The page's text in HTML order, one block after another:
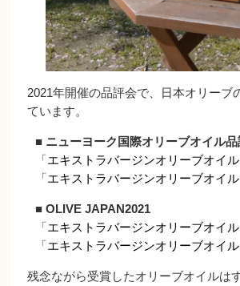
2021年開催の品評会で、日本オリー
ています。
■ ニューヨーク国際オリーブオイル品
「エキストラバージンオリーブオイ
「エキストラバージンオリーブオイ
■ OLIVE JAPAN2021
「エキストラバージンオリーブオイ
「エキストラバージンオリーブオイ
残念ながら受賞したオリーブオイルは